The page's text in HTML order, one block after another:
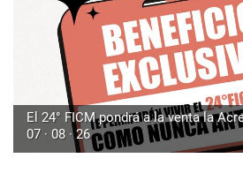
El 24° FICM pondrá a la venta la
07 · 08 · 26